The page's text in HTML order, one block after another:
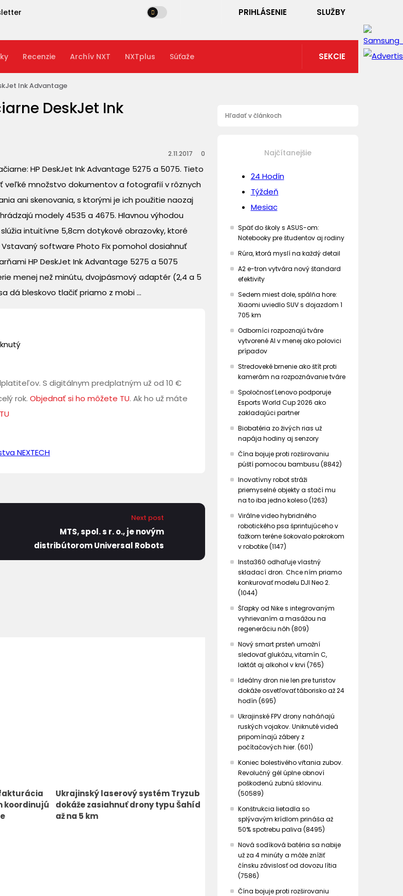
PRIHLÁSENIE SLUŽBY
Recenzie Archív NXT NXTplus Súťaže SEKCIE
Ink Advantage
DeskJet Ink
2.11.2017 0
HP DeskJet Ink Advantage 5275 a 5075. Tieto
množstvo dokumentov a fotografií v rôznych
ani skenovania, s ktorými je ich použitie naozaj
modely 4535 a 4675. Hlavnou výhodou
intuitívne 5,8cm dotykové obrazovky, ktoré
software Photo Fix pomohol dosiahnuť
HP DeskJet Ink Advantage 5275 a 5075
menej než minútu, dvojpásmový adaptér (2,4 a 5
dá bleskovo tlačiť priamo z mobi ...
S digitálnym predplatným už od 10 €
rok. Objednať si ho môžete TU. Ak ho už máte
NEXTECH
Next post
MTS, spol. s r. o., je novým
distribútorom Universal Robots
koordinujú
Ukrajinský laserový systém Tryzub
dokáže zasiahnuť drony typu Šahíd
až na 5 km
Najčítanejšie
24 Hodín
Týždeň
Mesiac
Späť do školy s ASUS-om:
Notebooky pre študentov aj rodiny
Rúra, ktorá myslí na každý detail
A2 e-tron vytvára nový štandard
efektivity
Sedem miest dole, spálňa hore:
Xiaomi uviedlo SUV s dojazdom 1
705 km
Odborníci rozpoznajú tváre
vytvorené AI v menej ako polovici
prípadov
Stredoveké brnenie ako štít proti
kamerám na rozpoznávanie tváre
Spoločnosť Lenovo podporuje
Esports World Cup 2026 ako
zakladajúci partner
Biobatéria zo živých rias už
napája hodiny aj senzory
Čína bojuje proti rozširovaniu
púští pomocou bambusu (8842)
Inovatívny robot stráži
priemyselné objekty a stačí mu
na to iba jedno koleso (1263)
Virálne video hybridného
robotického psa šprintujúceho v
ťažkom teréne šokovalo pokrokom
v robotike (1147)
Insta360 odhaľuje vlastný
skladací dron. Chce ním priamo
konkurovať modelu DJI Neo 2.
(1044)
Šľapky od Nike s integrovaným
vyhrievaním a masážou na
regeneráciu nôh (809)
Nový smart prsteň umožní
sledovať glukózu, vitamín C,
laktát aj alkohol v krvi (765)
Ideálny dron nie len pre turistov
dokáže osvetľovať táborisko až 24
hodín (695)
Ukrajinské FPV drony naháňajú
ruských vojakov. Uniknuté videá
pripomínajú zábery z
počítačových hier. (601)
Koniec bolestivého vŕtania zubov.
Revolučný gél úplne obnoví
poškodenú zubnú sklovinu.
(50589)
Konštrukcia lietadla so
splývavým krídlom prináša až
50% spotrebu paliva (8495)
Nová sodíková batéria sa nabije
už za 4 minúty a môže znížiť
čínsku závislosť od dovozu lítia
(7586)
Čína bojuje proti rozširovaniu